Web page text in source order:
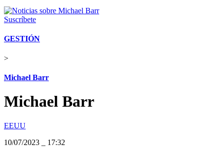
Suscríbete
GESTIÓN
>
Michael Barr
Michael Barr
EEUU
10/07/2023
17:32